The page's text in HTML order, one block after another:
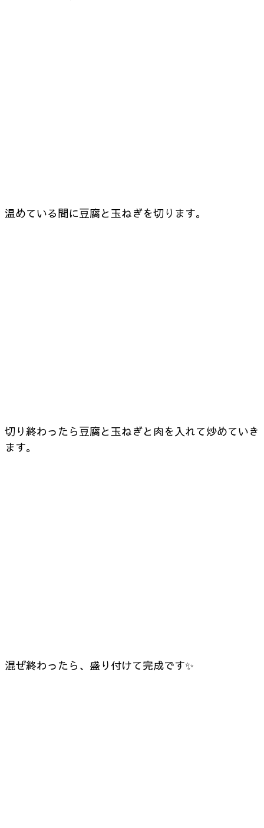
温めている間に豆腐と玉ねぎを切ります。
切り終わったら豆腐と玉ねぎと肉を入れて炒めていき
ます。
混ぜ終わったら、盛り付けて完成です✨